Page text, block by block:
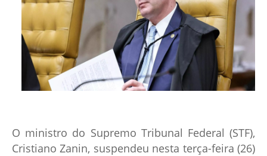
O ministro do Supremo Tribunal Federal (STF),
Cristiano Zanin, suspendeu nesta terça-feira (26)